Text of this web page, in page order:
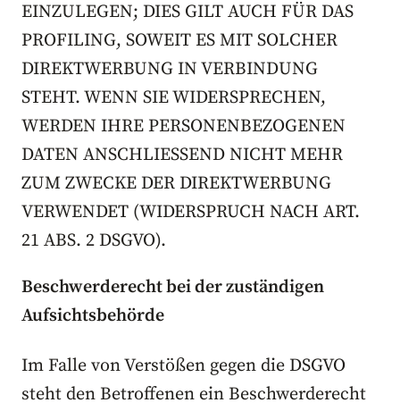
EINZULEGEN; DIES GILT AUCH FÜR DAS
PROFILING, SOWEIT ES MIT SOLCHER
DIREKTWERBUNG IN VERBINDUNG
STEHT. WENN SIE WIDERSPRECHEN,
WERDEN IHRE PERSONENBEZOGENEN
DATEN ANSCHLIESSEND NICHT MEHR
ZUM ZWECKE DER DIREKTWERBUNG
VERWENDET (WIDERSPRUCH NACH ART.
21 ABS. 2 DSGVO).
Beschwerde­recht bei der zuständigen
Aufsichts­behörde
Im Falle von Verstößen gegen die DSGVO
steht den Betroffenen ein Beschwerderecht